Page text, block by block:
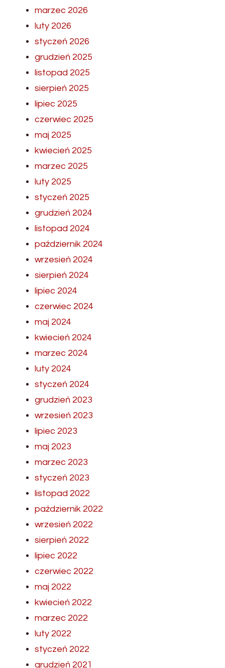
marzec 2026
luty 2026
styczeń 2026
grudzień 2025
listopad 2025
sierpień 2025
lipiec 2025
czerwiec 2025
maj 2025
kwiecień 2025
marzec 2025
luty 2025
styczeń 2025
grudzień 2024
listopad 2024
październik 2024
wrzesień 2024
sierpień 2024
lipiec 2024
czerwiec 2024
maj 2024
kwiecień 2024
marzec 2024
luty 2024
styczeń 2024
grudzień 2023
wrzesień 2023
lipiec 2023
maj 2023
marzec 2023
styczeń 2023
listopad 2022
październik 2022
wrzesień 2022
sierpień 2022
lipiec 2022
czerwiec 2022
maj 2022
kwiecień 2022
marzec 2022
luty 2022
styczeń 2022
grudzień 2021